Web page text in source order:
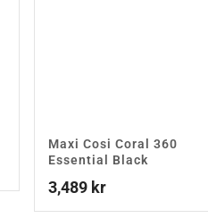
Maxi Cosi Coral 360
Essential Black
3,489 kr